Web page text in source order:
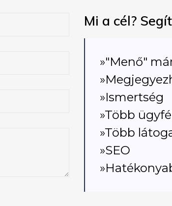
Mi a cél?
»"Menő"
»Ismertség
»Több
»Több
»SEO